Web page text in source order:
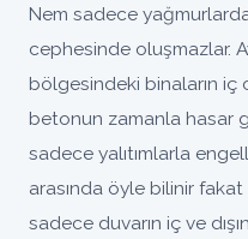
Nem sadece
cephesinde oluşmazlar.
bölgesindeki binaların iç
betonun zamanla hasar
sadece yalıtımlarla
arasında öyle bilinir fakat
sadece duvarın iç ve